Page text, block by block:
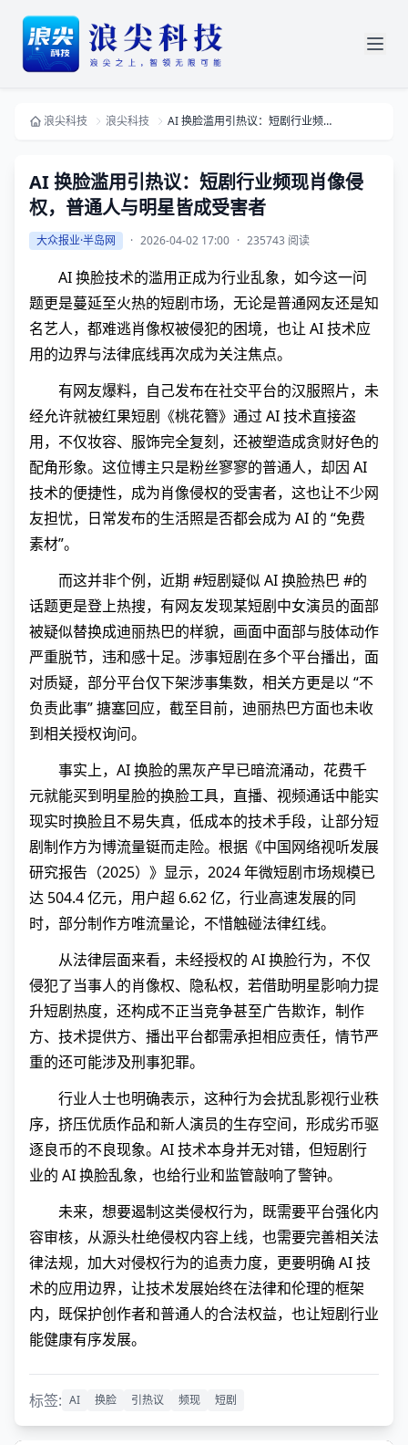
浪尖科技 浪尖科技 AI 换脸滥用引热议：短剧行业频现肖像侵权，普通人与明星皆成受害者
AI 换脸滥用引热议：短剧行业频现肖像侵
权，普通人与明星皆成受害者
大众报业·半岛网 · 2026-04-02 17:00 · 235743 阅读
AI 换脸技术的滥用正成为行业乱象，如今这一问
题更是蔓延至火热的短剧市场，无论是普通网友还是知
名艺人，都难逃肖像权被侵犯的困境，也让 AI 技术应
用的边界与法律底线再次成为关注焦点。
有网友爆料，自己发布在社交平台的汉服照片，未
经允许就被红果短剧《桃花簪》通过 AI 技术直接盗
用，不仅妆容、服饰完全复刻，还被塑造成贪财好色的
配角形象。这位博主只是粉丝寥寥的普通人，却因 AI
技术的便捷性，成为肖像侵权的受害者，这也让不少网
友担忧，日常发布的生活照是否都会成为 AI 的 “免费
素材”。
而这并非个例，近期 #短剧疑似 AI 换脸热巴 #的
话题更是登上热搜，有网友发现某短剧中女演员的面部
被疑似替换成迪丽热巴的样貌，画面中面部与肢体动作
严重脱节，违和感十足。涉事短剧在多个平台播出，面
对质疑，部分平台仅下架涉事集数，相关方更是以 “不
负责此事” 搪塞回应，截至目前，迪丽热巴方面也未收
到相关授权询问。
事实上，AI 换脸的黑灰产早已暗流涌动，花费千
元就能买到明星脸的换脸工具，直播、视频通话中能实
现实时换脸且不易失真，低成本的技术手段，让部分短
剧制作方为博流量铤而走险。根据《中国网络视听发展
研究报告（2025）》显示，2024 年微短剧市场规模已
达 504.4 亿元，用户超 6.62 亿，行业高速发展的同
时，部分制作方唯流量论，不惜触碰法律红线。
从法律层面来看，未经授权的 AI 换脸行为，不仅
侵犯了当事人的肖像权、隐私权，若借助明星影响力提
升短剧热度，还构成不正当竞争甚至广告欺诈，制作
方、技术提供方、播出平台都需承担相应责任，情节严
重的还可能涉及刑事犯罪。
行业人士也明确表示，这种行为会扰乱影视行业秩
序，挤压优质作品和新人演员的生存空间，形成劣币驱
逐良币的不良现象。AI 技术本身并无对错，但短剧行
业的 AI 换脸乱象，也给行业和监管敲响了警钟。
未来，想要遏制这类侵权行为，既需要平台强化内
容审核，从源头杜绝侵权内容上线，也需要完善相关法
律法规，加大对侵权行为的追责力度，更要明确 AI 技
术的应用边界，让技术发展始终在法律和伦理的框架
内，既保护创作者和普通人的合法权益，也让短剧行业
能健康有序发展。
标签: AI 换脸 引热议 频现 短剧